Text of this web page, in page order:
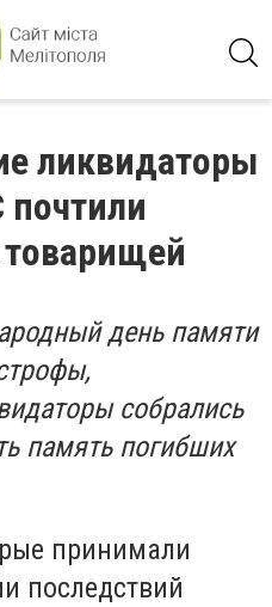
ликвидаторы
день памяти
собрались
память погибших
принимали
последствий